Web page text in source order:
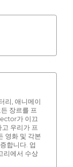
리, 애니메이
장르를 프
가 이끄
우리가 프
영화 및 각본
합니다. 업
리에서 수상